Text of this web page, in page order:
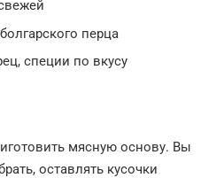
перца
специи по вкусу
мясную основу. Вы
оставлять кусочки